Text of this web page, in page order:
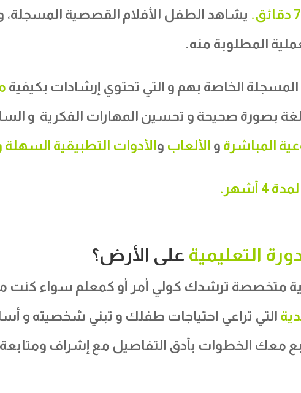
دقائق. يشاهد الطفل الأفلام القصصية المسجلة،
المطلوبة منه.
المسجلة الخاصة بهم و التي تحتوي إرشادات بكيفية
بصورة صحيحة و تحسين المهارات الفكرية و
المباشرة و الألعاب والأدوات التطبيقية السهلة
لمدة 4 أشهر.
التعليمية على الأرض؟
متخصصة ترشدك كولي أمر أو كمعلم سواء كنت
التي تراعي احتياجات طفلك و تبني شخصيته و
معك الخطوات بأدق التفاصيل مع إشراف